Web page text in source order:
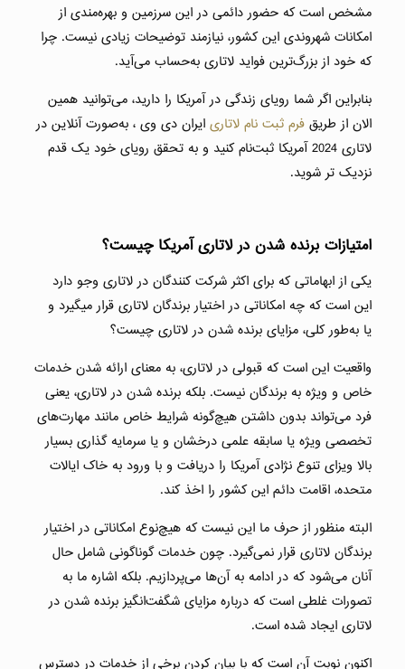
مشخص است که حضور دائمی در این سرزمین و بهره‌مندی از
امکانات شهروندی این کشور، نیازمند توضیحات زیادی نیست. چرا
که خود از بزرگ‌ترین فواید لاتاری به‌حساب می‌آید.
بنابراین اگر شما رویای زندگی در آمریکا را دارید، می‌توانید همین
الان از طریق فرم ثبت نام لاتاری ایران دی وی ، به‌صورت آنلاین در
لاتاری 2024 آمریکا ثبت‌نام کنید و به تحقق رویای خود یک قدم
نزدیک‌ تر شوید.
امتیازات برنده شدن در لاتاری آمریکا چیست؟
یکی از ابهاماتی که برای اکثر شرکت کنندگان در لاتاری وجو دارد
این است که چه امکاناتی در اختیار برندگان لاتاری قرار میگیرد و
یا به‌طور کلی، مزایای برنده شدن در لاتاری چیست؟
واقعیت این است که قبولی در لاتاری، به‌ معنای ارائه‌ شدن خدمات
خاص و ویژه به برندگان نیست. بلکه برنده شدن در لاتاری، یعنی
فرد می‌تواند بدون داشتن هیچ‌گونه شرایط خاص مانند مهارت‌های
تخصصی ویژه یا سابقه علمی درخشان و یا سرمایه گذاری بسیار
بالا ویزای تنوع نژادی آمریکا را دریافت و با ورود به خاک ایالات
متحده، اقامت دائم این کشور را اخذ کند.
البته منظور از حرف ما این نیست که هیچ‌نوع امکاناتی در اختیار
برندگان لاتاری قرار نمی‌گیرد. چون خدمات گوناگونی شامل حال
آنان می‌شود که در ادامه به آن‌ها می‌پردازیم. بلکه اشاره ما به
تصورات غلطی است که درباره مزایای شگفت‌انگیز برنده شدن در
لاتاری ایجاد شده است.
اکنون نوبت آن است که با بیان‌ کردن برخی از خدمات در دسترس